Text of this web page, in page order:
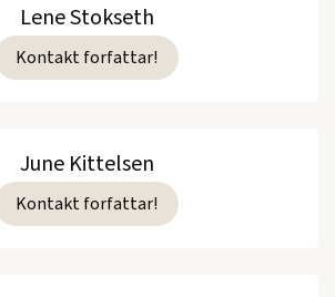
Lene Stokseth
Kontakt forfattar!
June Kittelsen
Kontakt forfattar!